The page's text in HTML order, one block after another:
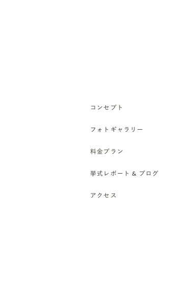
コンセプト
フォトギャラリー
料金プラン
挙式レポート & ブログ
アクセス